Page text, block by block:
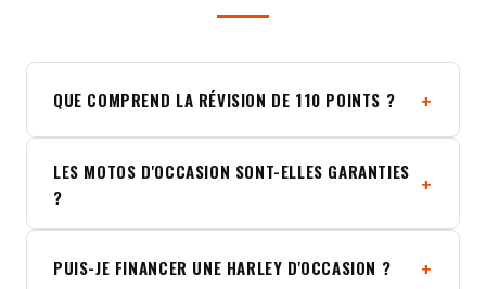
QUE COMPREND LA RÉVISION DE 110 POINTS ?
LES MOTOS D'OCCASION SONT-ELLES GARANTIES
?
PUIS-JE FINANCER UNE HARLEY D'OCCASION ?